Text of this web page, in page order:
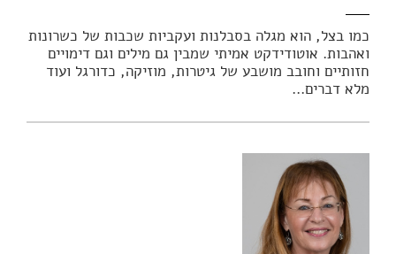
כמו בצל, הוא מגלה בסבלנות ועקביות שכבות של כשרונות
ואהבות. אוטודידקט אמיתי שמבין גם מילים וגם דימויים
חזותיים וחובב מושבע של גיטרות, מוזיקה, כדורגל ועוד
מלא דברים...